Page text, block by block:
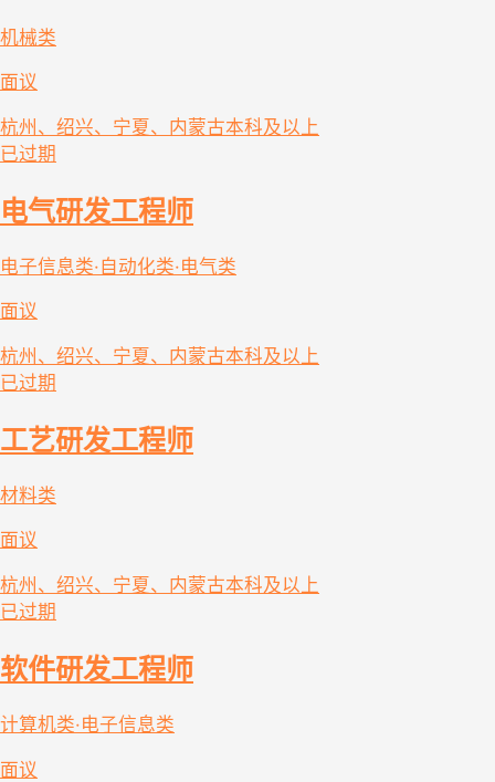
机械类
面议
杭州、绍兴、宁夏、内蒙古本科及以上
已过期
电气研发工程师
电子信息类·自动化类·电气类
面议
杭州、绍兴、宁夏、内蒙古本科及以上
已过期
工艺研发工程师
材料类
面议
杭州、绍兴、宁夏、内蒙古本科及以上
已过期
软件研发工程师
计算机类·电子信息类
面议